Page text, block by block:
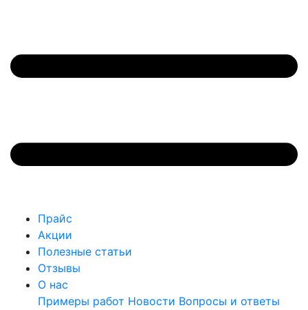
Прайс
Акции
Полезные статьи
Отзывы
О нас
Примеры работ Новости Вопросы и ответы